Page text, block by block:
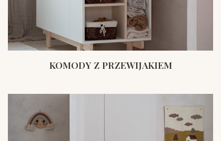
KOMODY Z PRZEWIJAKIEM